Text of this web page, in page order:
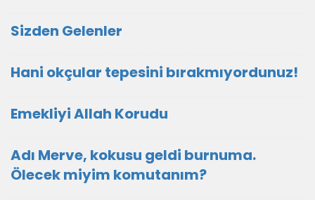
Sizden Gelenler
Hani okçular tepesini bırakmıyordunuz!
Emekliyi Allah Korudu
Adı Merve, kokusu geldi burnuma.
Ölecek miyim komutanım?